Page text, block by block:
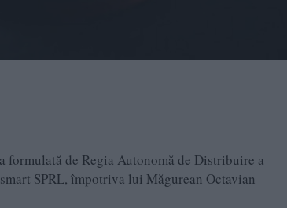
formulată de Regia Autonomă de Distribuire a
SPRL, împotriva lui Măgurean Octavian